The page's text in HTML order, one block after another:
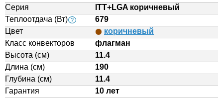
Серия
ITT+LGA коричневый
Теплоотдача (Вт) ?
679
Цвет
коричневый
Класс конвекторов
флагман
Высота (см)
11.4
Длина (см)
190
Глубина (см)
11.4
Гарантия
10 лет